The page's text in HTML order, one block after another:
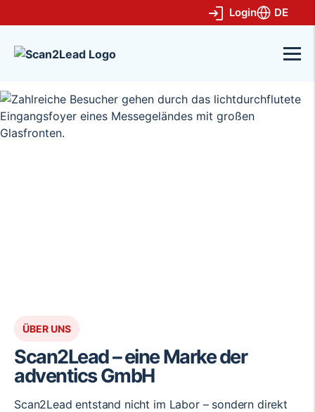
Login DE
ÜBER UNS
Scan2Lead – eine Marke der
adventics GmbH
Scan2Lead entstand nicht im Labor – sondern direkt